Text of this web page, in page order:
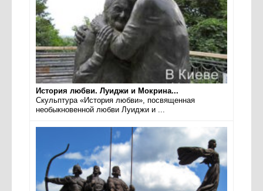
История любви. Луиджи и Мокрина...
Скульптура «История любви», посвященная
необыкновенной любви Луиджи и ...